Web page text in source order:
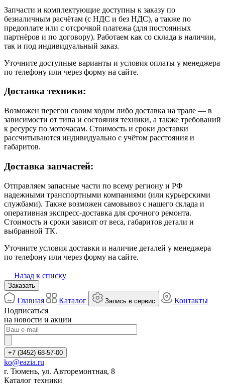
Запчасти и комплектующие доступны к заказу по
безналичным расчётам (с НДС и без НДС), а также по
предоплате или с отсрочкой платежа (для постоянных
партнёров и по договору). Работаем как со склада в наличии,
так и под индивидуальный заказ.
Уточните доступные варианты и условия оплаты у менеджера
по телефону или через форму на сайте.
Доставка техники:
Возможен перегон своим ходом либо доставка на трале — в
зависимости от типа и состояния техники, а также требований
к ресурсу по моточасам. Стоимость и сроки доставки
рассчитываются индивидуально с учётом расстояния и
габаритов.
Доставка запчастей:
Отправляем запасные части по всему региону и РФ
надежными транспортными компаниями (или курьерскими
службами). Также возможен самовывоз с нашего склада и
оперативная экспресс-доставка для срочного ремонта.
Стоимость и сроки зависят от веса, габаритов детали и
выбранной ТК.
Уточните условия доставки и наличие деталей у менеджера
по телефону или через форму на сайте.
Назад к списку
Заказать
Главная Каталог Запись в сервис
Контакты
Подписаться
на новости и акции
+7 (3452) 68-57-00
ko@eazia.ru
г. Тюмень, ул. Авторемонтная, 8
Каталог техники